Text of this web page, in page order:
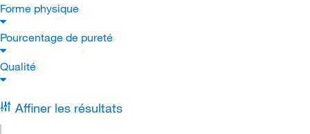
Forme physique
Pourcentage de pureté
Qualité
Affiner les résultats